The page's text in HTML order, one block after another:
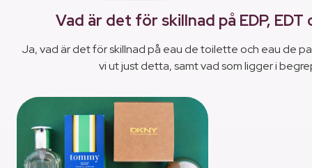
Vad är det för skillnad på EDP,
Ja, vad är det för skillnad på eau de toilette och eau de
vi ut just detta, samt vad som ligger i